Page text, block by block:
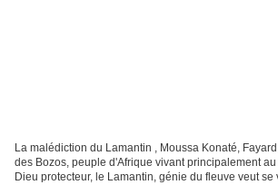
La malédiction du Lamantin , Moussa Konaté,
des Bozos, peuple d'Afrique vivant principalement
Dieu protecteur, le Lamantin, génie du fleuve veut se